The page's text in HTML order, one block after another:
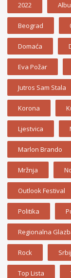
2022
Beograd
Domaća
Eva Požar
Jutros Sam Stala
Korona
Ljestvica
Marlon Brando
Mržnja
Outlook Festival
Politika
Regionalna
Rock
Top Lista